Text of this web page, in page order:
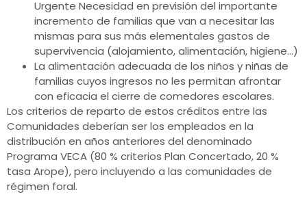
Urgente Necesidad en previsión del importante
incremento de familias que van a necesitar las
mismas para sus más elementales gastos de
supervivencia (alojamiento, alimentación, higiene…)
La alimentación adecuada de los niños y niñas de
familias cuyos ingresos no les permitan afrontar
con eficacia el cierre de comedores escolares.
Los criterios de reparto de estos créditos entre las
Comunidades deberían ser los empleados en la
distribución en años anteriores del denominado
Programa VECA (80 % criterios Plan Concertado, 20 %
tasa Arope), pero incluyendo a las comunidades de
régimen foral.